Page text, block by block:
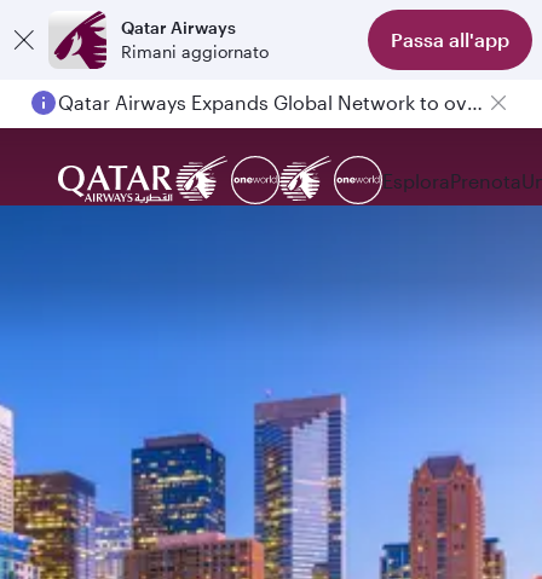
Qatar Airways
Rimani aggiornato
Passa all'app
Qatar Airways Expands Global Network to over 160 Destinations
EsploraPrenota